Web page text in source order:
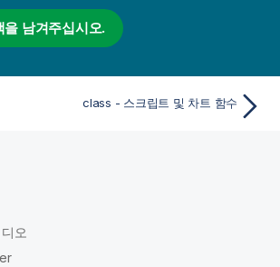
을 남겨주십시오.
class - 스크립트 및 차트 함수
오